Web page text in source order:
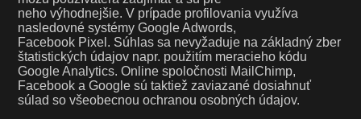
neho výhodnejšie. V prípade profilovania využíva
nasledovné systémy Google Adwords,
Facebook Pixel. Súhlas sa nevyžaduje na základný zber
štatistických údajov napr. použitím meracieho kódu
Google Analytics. Online spoločnosti MailChimp,
Facebook a Google sú taktiež zaviazané dosiahnuť
súlad so všeobecnou ochranou osobných údajov.